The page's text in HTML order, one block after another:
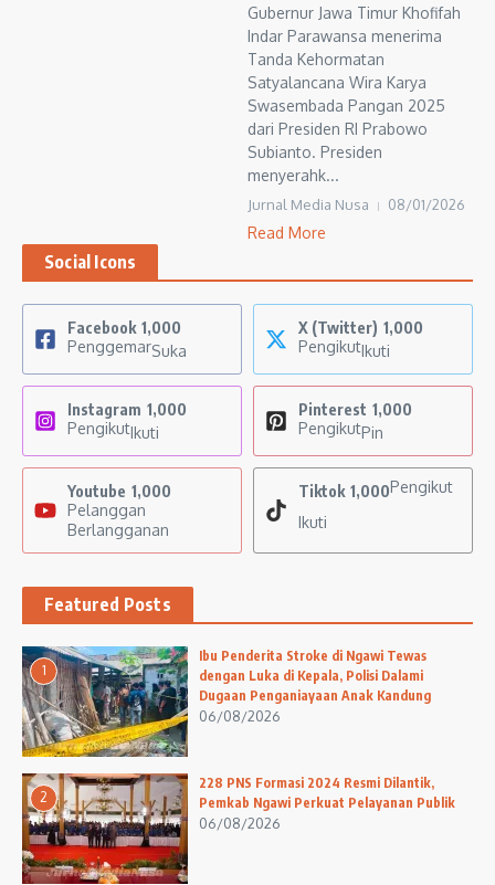
Gubernur Jawa Timur Khofifah
Indar Parawansa menerima
Tanda Kehormatan
Satyalancana Wira Karya
Swasembada Pangan 2025
dari Presiden RI Prabowo
Subianto. Presiden
menyerahk...
Jurnal Media Nusa 08/01/2026
Read More
Social Icons
Facebook 1,000
PenggemarSuka
X (Twitter) 1,000
PengikutIkuti
Instagram 1,000
PengikutIkuti
Pinterest 1,000
PengikutPin
Youtube 1,000
Pelanggan
Berlangganan
Tiktok 1,000Pengikut
Ikuti
Featured Posts
1
Ibu Penderita Stroke di Ngawi Tewas
dengan Luka di Kepala, Polisi Dalami
Dugaan Penganiayaan Anak Kandung
06/08/2026
2
228 PNS Formasi 2024 Resmi Dilantik,
Pemkab Ngawi Perkuat Pelayanan Publik
06/08/2026